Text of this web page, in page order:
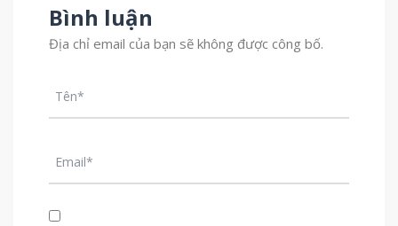
Bình luận
Địa chỉ email của bạn sẽ không được công bố.